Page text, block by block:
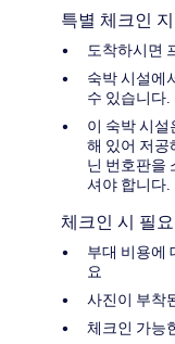
특별 체크인
도착하시면
숙박 시설에
수 있습니다.
이 숙박 시설
해 있어 저공
닌 번호판을
셔야 합니다.
체크인 시 필
부대 비용에
요
사진이 부착
체크인 가능